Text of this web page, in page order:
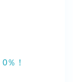
0％！